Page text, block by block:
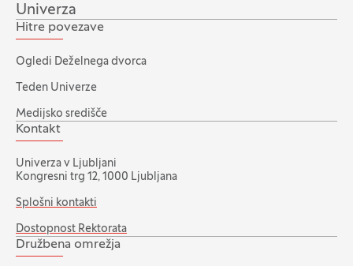
Univerza
Hitre povezave
Ogledi Deželnega dvorca
Teden Univerze
Medijsko središče
Kontakt
Univerza v Ljubljani
Kongresni trg 12, 1000 Ljubljana
Splošni kontakti
Dostopnost Rektorata
Družbena omrežja